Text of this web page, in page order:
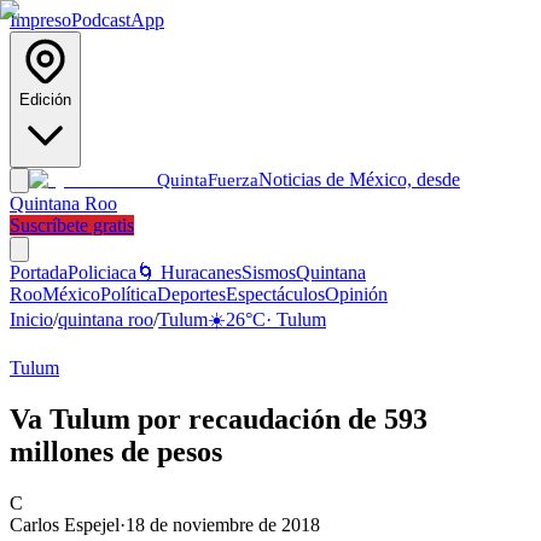
ImpresoPodcastApp
Edición
QuintaFuerzaNoticias de México, desde
Quintana Roo
Suscríbete gratis
PortadaPoliciaca 🌀 HuracanesSismosQuintana
RooMéxicoPolíticaDeportesEspectáculosOpinión
Inicio/quintana roo/Tulum☀️26°C· Tulum
Tulum
Va Tulum por recaudación de 593
millones de pesos
C
Carlos Espejel·18 de noviembre de 2018